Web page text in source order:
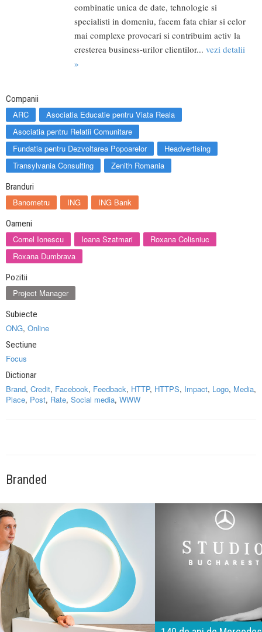
combinatie unica de date, tehnologie si
specialisti in domeniu, facem fata chiar si celor
mai complexe provocari si contribuim activ la
cresterea business-urilor clientilor... vezi detalii
»
Companii
ARC
Asociatia Educatie pentru Viata Reala
Asociatia pentru Relatii Comunitare
Fundatia pentru Dezvoltarea Popoarelor
Headvertising
Transylvania Consulting
Zenith Romania
Branduri
Banometru ING ING Bank
Oameni
Cornel Ionescu Ioana Szatmari
Roxana Colisniuc
Roxana Dumbrava
Pozitii
Project Manager
Subiecte
ONG, Online
Sectiune
Focus
Dictionar
Brand, Credit, Facebook, Feedback, HTTP, HTTPS, Impact, Logo, Media,
Place, Post, Rate, Social media, WWW
Branded